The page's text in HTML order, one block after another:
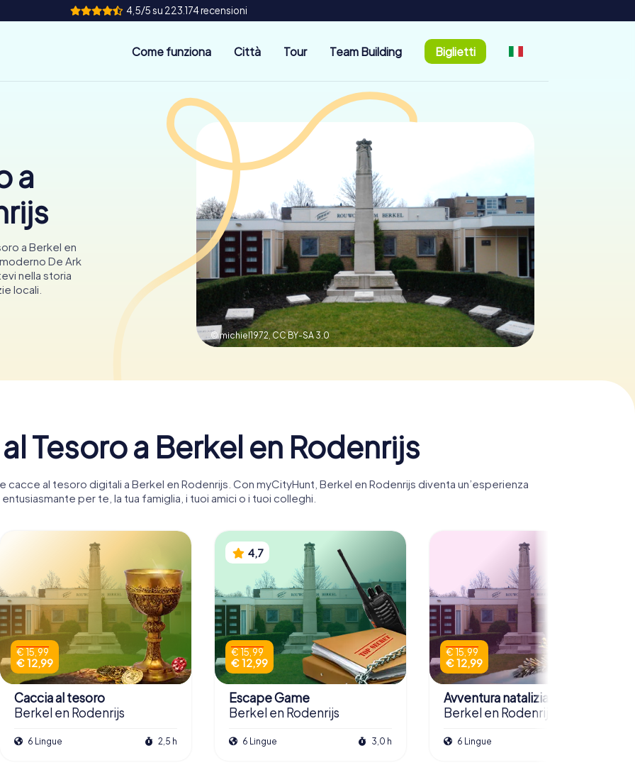
4,5/5 su 223.174 recensioni
Come funziona Città Tour Team Building Biglietti
a
a Berkel en
De Ark
nella storia
locali.
© michiel1972,CC BY-SA 3.0
Tesoro a Berkel en Rodenrijs
al tesoro digitali a Berkel en Rodenrijs. Con myCityHunt, Berkel en Rodenrijs diventa un’esperienza
entusiasmante per te, la tua famiglia, i tuoi amici o i tuoi colleghi.
€ 15,99
€ 12,99
Caccia al tesoro
Berkel en Rodenrijs
6 Lingue 2,5 h
4,7
€ 15,99
€ 12,99
Escape Game
Berkel en Rodenrijs
6 Lingue 3,0 h
€ 15,99
€ 12,99
Avventura natalizia
Berkel en Rodenrijs
6 Lingue